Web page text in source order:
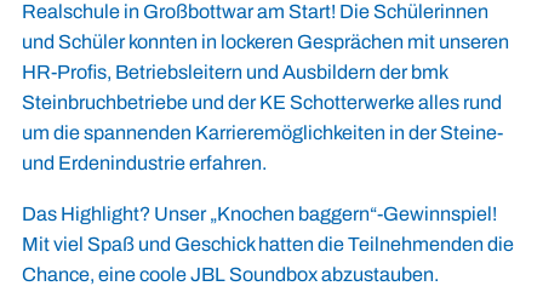
Realschule in Großbottwar am Start! Die Schülerinnen
und Schüler konnten in lockeren Gesprächen mit unseren
HR-Profis, Betriebsleitern und Ausbildern der bmk
Steinbruchbetriebe und der KE Schotterwerke alles rund
um die spannenden Karrieremöglichkeiten in der Steine-
und Erdenindustrie erfahren.
Das Highlight? Unser „Knochen baggern“-Gewinnspiel!
Mit viel Spaß und Geschick hatten die Teilnehmenden die
Chance, eine coole JBL Soundbox abzustauben.